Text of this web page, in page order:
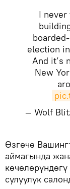
I never
election
And it’s
New
— Wolf
​Өзгөчө
аймагында
сулуулук